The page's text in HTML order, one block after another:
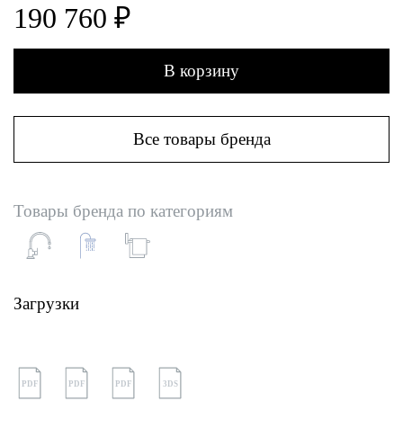
190 760 ₽
В корзину
Все товары бренда
Товары бренда по категориям
Загрузки
PDF PDF PDF 3DS